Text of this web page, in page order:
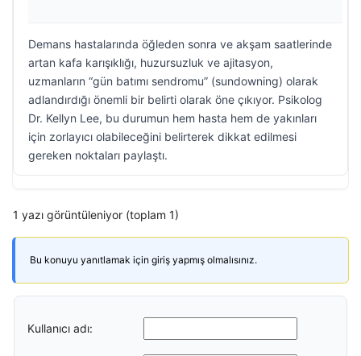
Demans hastalarında öğleden sonra ve akşam saatlerinde
artan kafa karışıklığı, huzursuzluk ve ajitasyon,
uzmanların “gün batımı sendromu” (sundowning) olarak
adlandırdığı önemli bir belirti olarak öne çıkıyor. Psikolog
Dr. Kellyn Lee, bu durumun hem hasta hem de yakınları
için zorlayıcı olabileceğini belirterek dikkat edilmesi
gereken noktaları paylaştı.
1 yazı görüntüleniyor (toplam 1)
Bu konuyu yanıtlamak için giriş yapmış olmalısınız.
Kullanıcı adı: